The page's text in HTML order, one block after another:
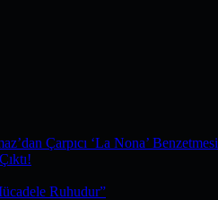
Çarpıcı ‘La Nona’ Benzetmesi
Ruhudur”